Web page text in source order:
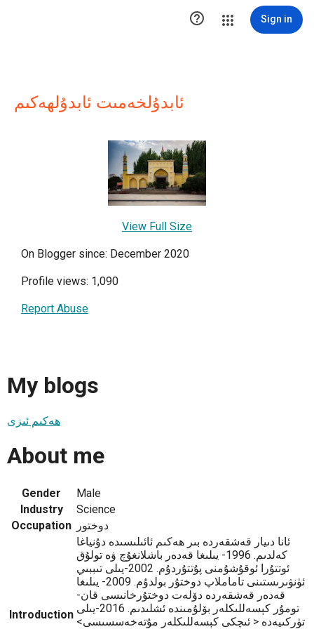
 Sign in
ئابدۇلخەمىت ئابدۇلھەكىم
View Full Size
On Blogger since: December 2020
Profile views: 1,090
Report Abuse
My blogs
ھەكىم ئىزى
About me
Gender
Male
Industry
Science
Occupation
دوختور
Introduction
ئانا دىيار قەشقەردە بىر ھەكىم ئائىلىسىدە دۇنياغا
كەلدىم. 1996- يىلىغا قەدەر باشلانغۇچ ۋە تولۇق
ئوتتۇرا ئوقۇشۇمنى پۇتتۇردۇم. 2002-يىلى تىببىي
ئۈنۋىرىستىنى تاماملاپ دوختۇر بولدۇم. 2009- يىلىغا
قەدەر قەشقەردە دۆلەت دوختۇرخانىسى قان-
تومۇر كېسەللىكلەر بۆلۇمىندە ئشلىدىم. 2016-يىلى
تۈركىيەدە < ئىچكى كېسەللىكلەر مۇتەخەسسىسى>